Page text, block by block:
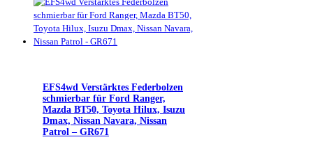
EFS4wd Verstärktes Federbolzen
schmierbar für Ford Ranger,
Mazda BT50, Toyota Hilux, Isuzu
Dmax, Nissan Navara, Nissan
Patrol – GR671